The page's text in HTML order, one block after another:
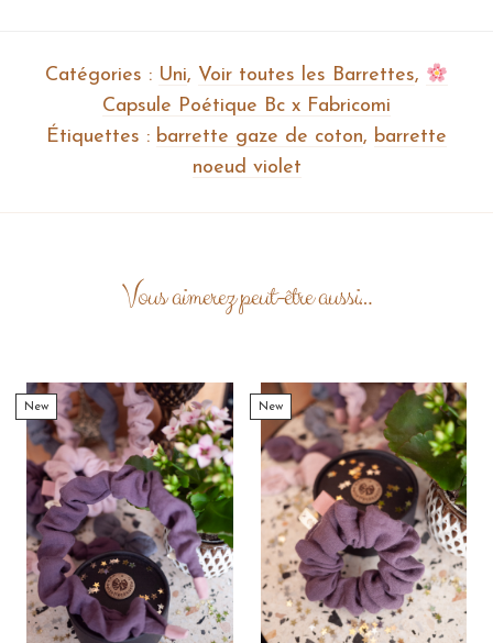
Catégories : Uni, Voir toutes les Barrettes,
Capsule Poétique Bc x Fabricomi
Étiquettes : barrette gaze de coton, barrette
noeud violet
Vous aimerez peut-être aussi…
New New